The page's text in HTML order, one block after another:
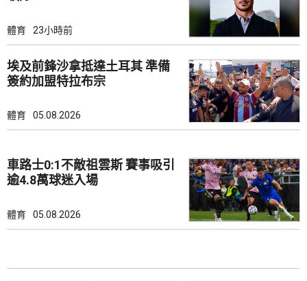
體育 23小時前
埃及前鋒沙拿抵達土耳其 準備
簽約加盟特拉布宗
體育 05.08.2026
車路士0:1不敵祖雲斯 賽事吸引
逾4.8萬球迷入場
體育 05.08.2026